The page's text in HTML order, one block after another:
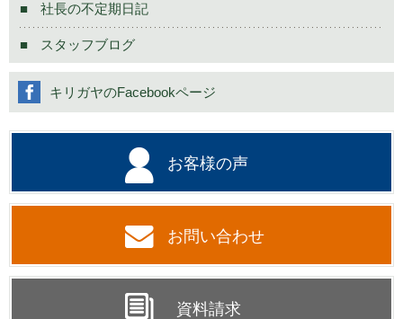
社長の不定期日記
スタッフブログ
お客様の声
お問い合わせ
資料請求
キリガヤのFacebookページ